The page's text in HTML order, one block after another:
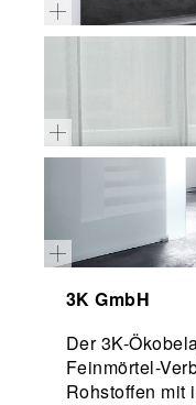
3K GmbH
Der 3K-
Feinmörtel-
Rohstoffen mit